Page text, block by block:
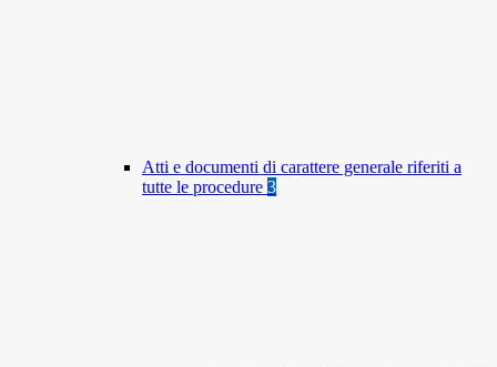
Atti e documenti di carattere generale riferiti a
tutte le procedure 3